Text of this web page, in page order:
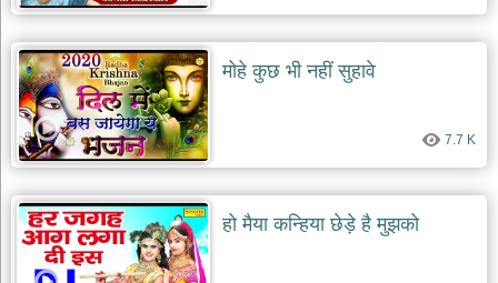
खाटू
श्याम
भजन
khatu
shaym
bhajans
रानी
सती
दादी
भजन
rani
sati
dadi
bhajans
मोहे कुछ भी नहीं सुहावे
7.7 K
हो मैया कन्हिया छेड़े है मुझको